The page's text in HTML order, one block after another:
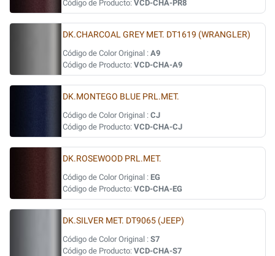
Código de Producto: VCD-CHA-PR8
DK.CHARCOAL GREY MET. DT1619 (WRANGLER)
Código de Color Original : A9
Código de Producto: VCD-CHA-A9
DK.MONTEGO BLUE PRL.MET.
Código de Color Original : CJ
Código de Producto: VCD-CHA-CJ
DK.ROSEWOOD PRL.MET.
Código de Color Original : EG
Código de Producto: VCD-CHA-EG
DK.SILVER MET. DT9065 (JEEP)
Código de Color Original : S7
Código de Producto: VCD-CHA-S7